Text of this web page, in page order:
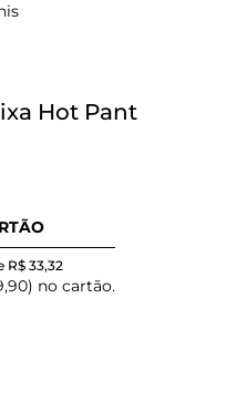
Hot Pant
R$ 33,32
no cartão.